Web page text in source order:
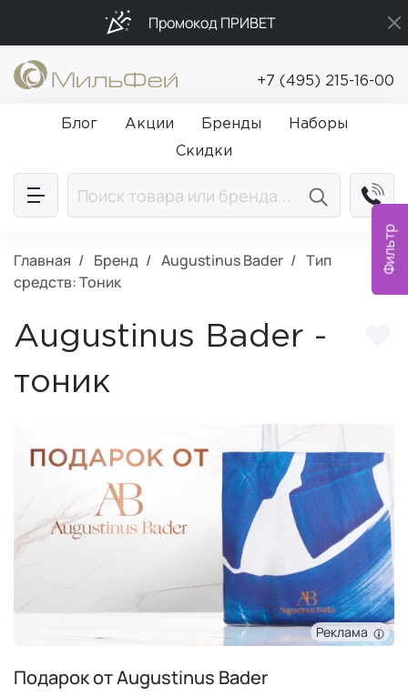
Фильтр
Промокод ПРИВЕТ
Бесплатная доставка от 5 000₽
Подарки в каждый заказ от 5 000₽
+7 (495) 215-16-00
Блог Акции Бренды
Наборы
Скидки
Главная Бренд Augustinus Bader
Тип
средств: Тоник
Augustinus Bader -
тоник
Реклама
Подарок от Augustinus Bader